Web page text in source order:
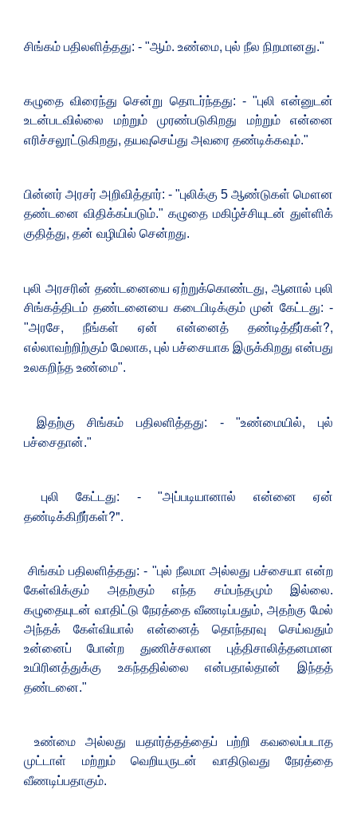
சிங்கம் பதிலளித்தது: - "ஆம். உண்மை, புல் நீல நிறமானது."
கழுதை விரைந்து சென்று தொடர்ந்தது: - "புலி என்னுடன்
உடன்படவில்லை மற்றும் முரண்படுகிறது மற்றும் என்னை
எரிச்சலூட்டுகிறது, தயவுசெய்து அவரை தண்டிக்கவும்."
பின்னர் அரசர் அறிவித்தார்: - "புலிக்கு 5 ஆண்டுகள் மௌன
தண்டனை விதிக்கப்படும்." கழுதை மகிழ்ச்சியுடன் துள்ளிக்
குதித்து, தன் வழியில் சென்றது.
புலி அரசரின் தண்டனையை ஏற்றுக்கொண்டது,ஆனால் புலி
சிங்கத்திடம் தண்டனையை கடைபிடிக்கும் முன் கேட்டது: -
"அரசே, நீங்கள் ஏன் என்னைத் தண்டித்தீர்கள்?,
எல்லாவற்றிற்கும் மேலாக, புல் பச்சையாக இருக்கிறது என்பது
உலகறிந்த உண்மை".
இதற்கு சிங்கம் பதிலளித்தது: - "உண்மையில்,புல்
பச்சைதான்."
புலி கேட்டது: - "அப்படியானால் என்னை ஏன்
தண்டிக்கிறீர்கள்?".
சிங்கம் பதிலளித்தது: - "புல் நீலமா அல்லது பச்சையா என்ற
கேள்விக்கும் அதற்கும் எந்த சம்பந்தமும் இல்லை.
கழுதையுடன் வாதிட்டு நேரத்தை வீணடிப்பதும், அதற்கு மேல்
அந்தக் கேள்வியால் என்னைத் தொந்தரவு செய்வதும்
உன்னைப் போன்ற துணிச்சலான புத்திசாலித்தனமான
உயிரினத்துக்கு உகந்ததில்லை என்பதால்தான் இந்தத்
தண்டனை."
உண்மை அல்லது யதார்த்தத்தைப் பற்றி கவலைப்படாத
முட்டாள் மற்றும் வெறியருடன் வாதிடுவது நேரத்தை
வீணடிப்பதாகும்.